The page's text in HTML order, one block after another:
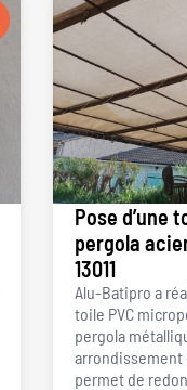
Pose d’une
pergola
13011
Alu-Batipro a
toile PVC
pergola
arrondissement
permet de